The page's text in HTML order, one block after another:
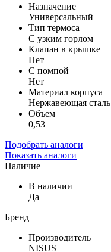
Назначение
Универсальный
Тип термоса
С узким горлом
Клапан в крышке
Нет
С помпой
Нет
Материал корпуса
Нержавеющая сталь
Объем
0,53
Подобрать аналоги
Показать аналоги
Наличие
В наличии
Да
Бренд
Производитель
NISUS